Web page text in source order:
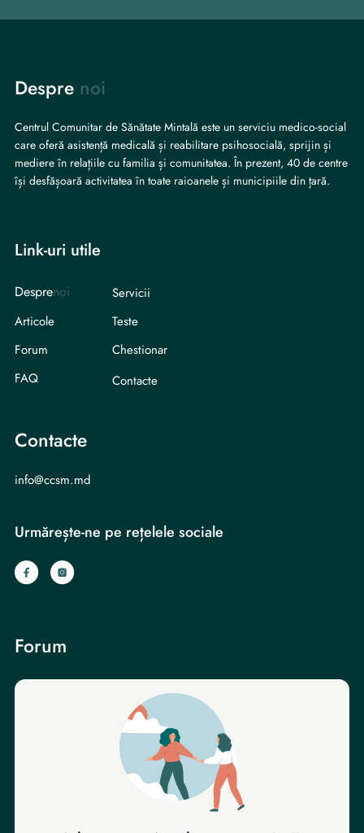
Despre noi
Centrul Comunitar de Sănătate Mintală este un serviciu medico-social
care oferă asistență medicală și reabilitare psihosocială, sprijin și
mediere în relațiile cu familia și comunitatea. În prezent, 40 de centre
își desfășoară activitatea în toate raioanele și municipiile din țară.
Link-uri utile
Desprenoi
Servicii
Articole
Teste
Forum
Chestionar
FAQ
Contacte
Contacte
info@ccsm.md
Urmărește-ne pe rețelele sociale
Forum